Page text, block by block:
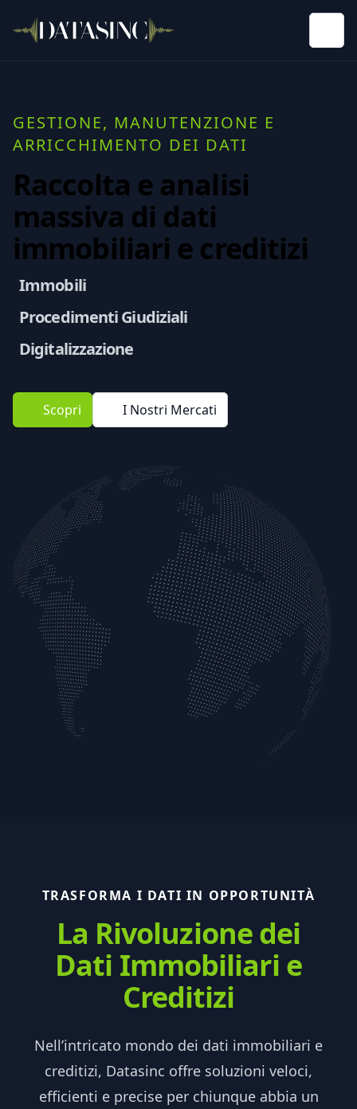
GESTIONE, MANUTENZIONE E
ARRICCHIMENTO DEI DATI
Raccolta e analisi
massiva di dati
immobiliari e creditizi
Immobili
Procedimenti Giudiziali
Digitalizzazione
Scopri I Nostri Mercati
TRASFORMA I DATI IN OPPORTUNITÀ
La Rivoluzione dei
Dati Immobiliari e
Creditizi
Nell’intricato mondo dei dati immobiliari e
creditizi, Datasinc offre soluzioni veloci,
efficienti e precise per chiunque abbia un